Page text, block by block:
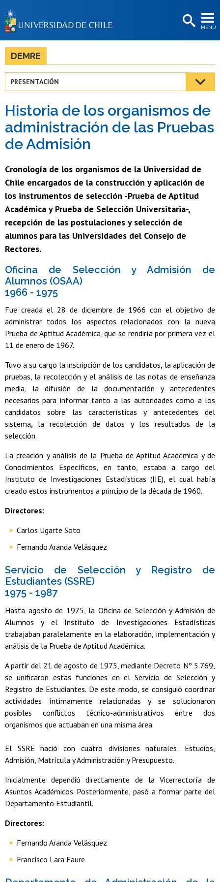
MENÚ
BIBLIOTECAS
Estudiantes
Académicas/os
Funcionarias/os
Egresadas/os
DEMRE
PRESENTACIÓN
Historia de los organismos de
administración de las Pruebas
de Admisión
Cronología de los organismos de la Universidad de
Chile encargados de la construcción y aplicación de
los instrumentos de selección -Prueba de Aptitud
Académica y Prueba de Selección Universitaria-,
recepción de las postulaciones y selección de
alumnos para las Universidades del Consejo de
Rectores.
Oficina de Selección y Admisión de
Alumnos (OSAA)
1966 - 1975
Fue creada el 28 de diciembre de 1966 con el objetivo de
administrar todos los aspectos relacionados con la nueva
Prueba de Aptitud Académica, que se rendiría por primera vez el
11 de enero de 1967.
Tuvo a su cargo la inscripción de los candidatos, la aplicación de
pruebas, la recolección y el análisis de las notas de enseñanza
media, la difusión de la documentación y antecedentes
necesarios para informar tanto a las autoridades como a los
candidatos sobre las características y antecedentes del
sistema, la recolección de datos y los resultados de la
selección.
La creación y análisis de la Prueba de Aptitud Académica y de
Conocimientos Específicos, en tanto, estaba a cargo del
Instituto de Investigaciones Estadísticas (IIE), el cual había
creado estos instrumentos a principio de la década de 1960.
Directores:
Carlos Ugarte Soto
Fernando Aranda Velásquez
Servicio de Selección y Registro de
Estudiantes (SSRE)
1975 - 1987
Hasta agosto de 1975, la Oficina de Selección y Admisión de
Alumnos y el Instituto de Investigaciones Estadísticas
trabajaban paralelamente en la elaboración, implementación y
análisis de la Prueba de Aptitud Académica.
A partir del 21 de agosto de 1975, mediante Decreto Nº 5.769,
se unificaron estas funciones en el Servicio de Selección y
Registro de Estudiantes. De este modo, se consiguió coordinar
actividades íntimamente relacionadas y se solucionaron
posibles conflictos técnico-administrativos entre dos
organismos que actuaban en una misma área.
El SSRE nació con cuatro divisiones naturales: Estudios,
Admisión, Matrícula y Administración y Presupuesto.
Inicialmente dependió directamente de la Vicerrectoría de
Asuntos Académicos. Posteriormente, pasó a formar parte del
Departamento Estudiantil.
Directores:
Fernando Aranda Velásquez
Francisco Lara Faure